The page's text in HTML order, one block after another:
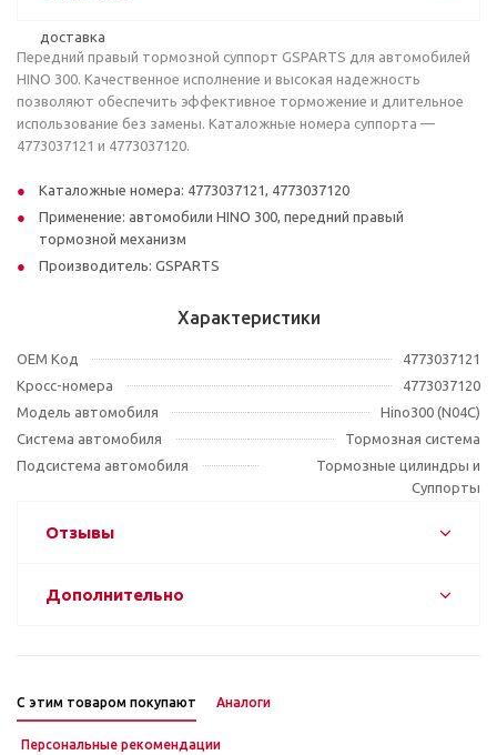
Передний правый тормозной суппорт GSPARTS для автомобилей
HINO 300. Качественное исполнение и высокая надежность
позволяют обеспечить эффективное торможение и длительное
использование без замены. Каталожные номера суппорта —
4773037121 и 4773037120.
Каталожные номера: 4773037121, 4773037120
Применение: автомобили HINO 300, передний правый
тормозной механизм
Производитель: GSPARTS
Характеристики
OEM Код
4773037121
Кросс-номера
4773037120
Модель автомобиля
Hino300 (N04C)
Система автомобиля
Тормозная система
Подсистема автомобиля
Тормозные цилиндры и
Суппорты
Отзывы
Дополнительно
С этим товаром покупают Аналоги
Персональные рекомендации